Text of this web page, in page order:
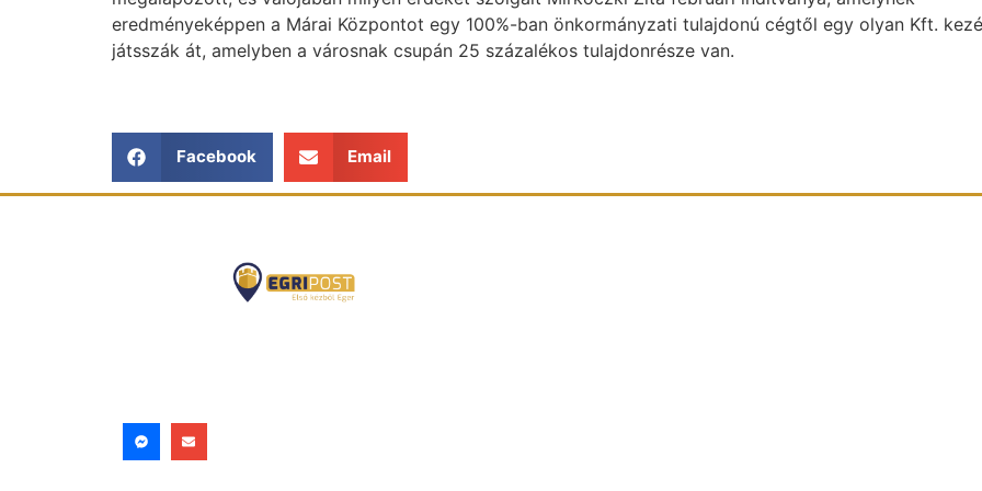
eredményeképpen a Márai Központot egy 100%-ban önkormányzati tulajdonú cégtől egy olyan Kft.
játsszák át, amelyben a városnak csupán 25 százalékos tulajdonrésze van.
Facebook Email